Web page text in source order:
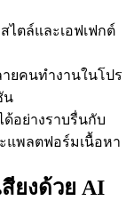
ไตล์และเอฟเฟกต์
ยคนทำงานในโปร
น
ด้อย่างราบรื่นกับ
ะแพลตฟอร์มเนื้อหา
ยงด้วย AI